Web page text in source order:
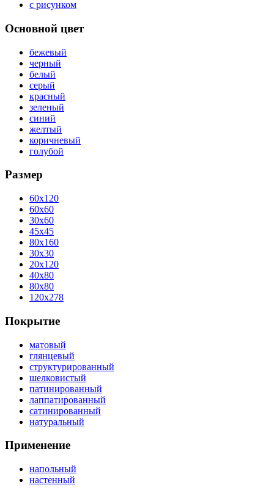
с рисунком
Основной цвет
бежевый
черный
белый
серый
красный
зеленый
синий
желтый
коричневый
голубой
Размер
60x120
60x60
30x60
45x45
80x160
30x30
20x120
40x80
80x80
120x278
Покрытие
матовый
глянцевый
структурированный
шелковистый
патинированный
лаппатированный
сатинированный
натуральный
Применение
напольный
настенный